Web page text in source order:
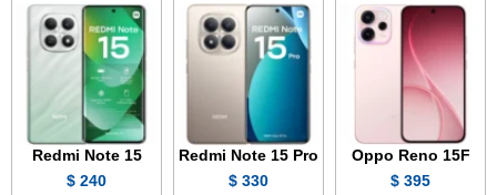
Oppo Reno 15F
395 $
Redmi Note 15 Pro
330 $
Redmi Note 15
240 $